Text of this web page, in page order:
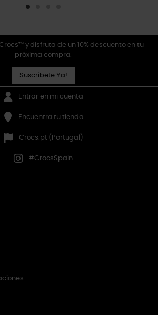
y disfruta de un 10% descuento en tu
próxima compra.
Suscríbete Ya!
Entrar en mi cuenta
Encuentra tu tienda
Crocs.pt (Portugal)
#CrocsSpain